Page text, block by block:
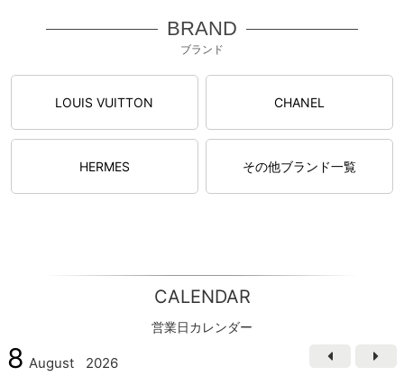
BRAND
ブランド
LOUIS VUITTON CHANEL
HERMES その他ブランド一覧
CALENDAR
営業日カレンダー
8 August 2026